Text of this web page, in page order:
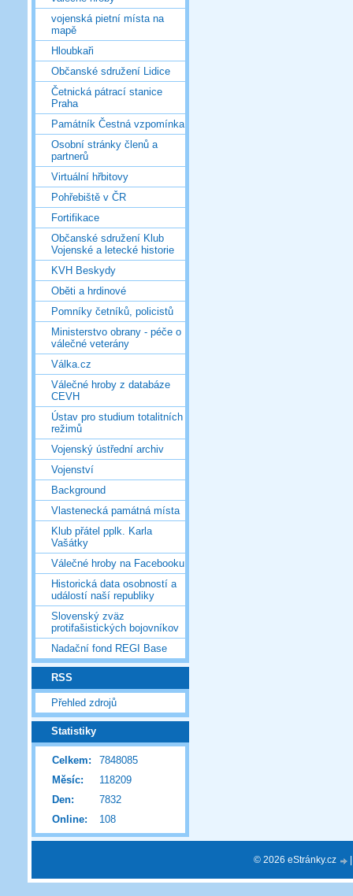
vojenská pietní místa na
mapě
Hloubkaři
Občanské sdružení Lidice
Četnická pátrací stanice
Praha
Památník Čestná vzpomínka
Osobní stránky členů a
partnerů
Virtuální hřbitovy
Pohřebiště v ČR
Fortifikace
Občanské sdružení Klub
Vojenské a letecké historie
KVH Beskydy
Oběti a hrdinové
Pomníky četníků, policistů
Ministerstvo obrany - péče o
válečné veterány
Válka.cz
Válečné hroby z databáze
CEVH
Ústav pro studium totalitních
režimů
Vojenský ústřední archiv
Vojenství
Background
Vlastenecká památná místa
Klub přátel pplk. Karla
Vašátky
Válečné hroby na Facebooku
Historická data osobností a
událostí naší republiky
Slovenský zväz
protifašistických bojovníkov
Nadační fond REGI Base
RSS
Přehled zdrojů
Statistiky
Online: 108
Celkem:
7848085
Měsíc:
118209
Den:
7832
© 2026 eStránky.cz